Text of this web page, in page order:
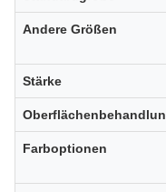
Andere Größen
Stärke
Farboptionen